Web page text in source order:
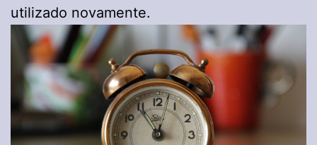
utilizado novamente.